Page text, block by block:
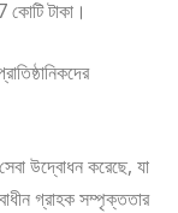
টাকা।
উদ্বোধন করেছে, যা
গ্রাহক সম্পৃক্ততার